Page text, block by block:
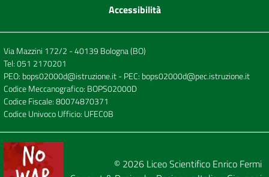
Accessibilità
Via Mazzini 172/2 - 40139 Bologna (BO)
Tel:051 2170201
PEO: bops02000d@istruzione.it- PEC: bops02000d@pec.istruzione.it
Codice Meccanografico: BOPS02000D
Codice Fiscale: 80074870371
Codice Univoco Ufficio: UFEC0B
© 2026 Liceo Scientifico Enrico Fermi